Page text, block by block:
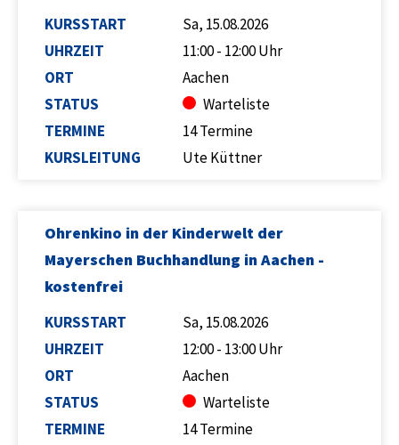
KURSSTART
UHRZEIT
ORT
STATUS
TERMINE
KURSLEITUNG
Sa, 15.08.2026
11:00 - 12:00 Uhr
Aachen
Warteliste
14 Termine
Ute Küttner
Ohrenkino in der Kinderwelt der
Mayerschen Buchhandlung in Aachen -
kostenfrei
KURSSTART
UHRZEIT
ORT
STATUS
TERMINE
Sa, 15.08.2026
12:00 - 13:00 Uhr
Aachen
Warteliste
14 Termine